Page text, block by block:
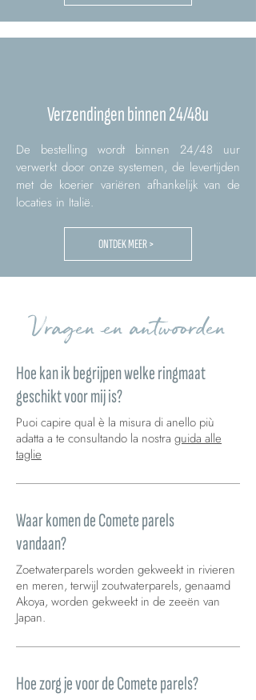
Verzendingen binnen 24/48u
De bestelling wordt binnen 24/48 uur
verwerkt door onze systemen, de levertijden
met de koerier variëren afhankelijk van de
locaties in Italië.
ONTDEK MEER >
Vragen en antwoorden
Hoe kan ik begrijpen welke ringmaat
geschikt voor mij is?
Puoi capire qual è la misura di anello più
adatta a te consultando la nostra guida alle
taglie
Waar komen de Comete parels
vandaan?
Zoetwaterparels worden gekweekt in rivieren
en meren, terwijl zoutwaterparels, genaamd
Akoya, worden gekweekt in de zeeën van
Japan.
Hoe zorg je voor de Comete parels?